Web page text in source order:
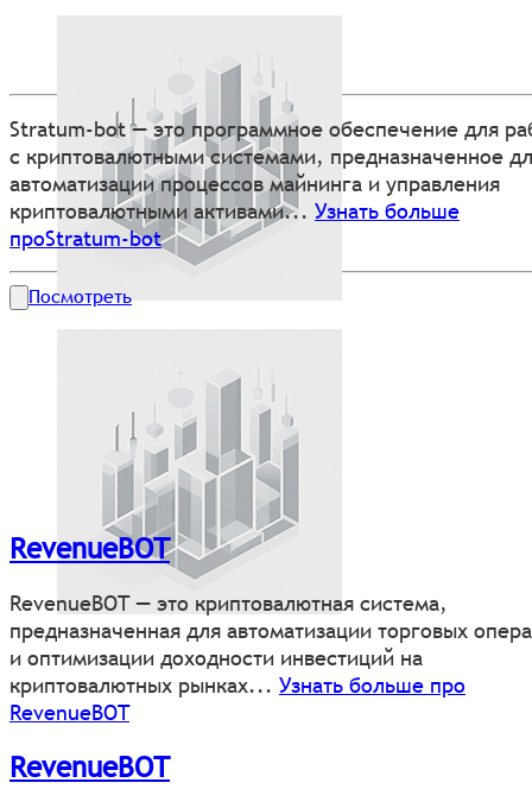
Stratum-bot — это программное обеспечение для
с криптовалютными системами, предназначенное
автоматизации процессов майнинга и управления
криптовалютными активами... Узнать больше
проStratum-bot
Посмотреть
RevenueBOT
RevenueBOT — это криптовалютная система,
предназначенная для автоматизации торговых
и оптимизации доходности инвестиций на
криптовалютных рынках... Узнать больше про
RevenueBOT
RevenueBOT